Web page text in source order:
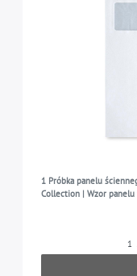
1 Próbka panelu
Collection | Wzor
1